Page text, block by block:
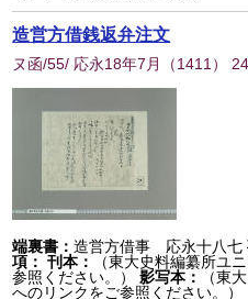
造営方借銭返弁注文
ヌ函/55/ 応永18年7月 （1411 ）
端裏書：造営方借事 応永十八七
項： 刊本：
（東大史料編纂所ユ
参照ください。）
影写本：
（東
へのリンクをご参照ください。）